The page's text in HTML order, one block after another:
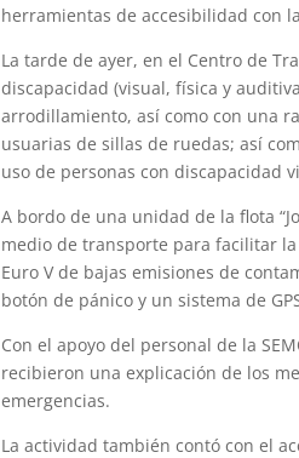
herramientas de accesibilidad con
La tarde de ayer, en el Centro de
discapacidad (visual, física y
arrodillamiento, así como con una
usuarias de sillas de ruedas; así
uso de personas con discapacidad
A bordo de una unidad de la flota
medio de transporte para facilitar
Euro V de bajas emisiones de
botón de pánico y un sistema de
Con el apoyo del personal de la
recibieron una explicación de los
emergencias.
La actividad también contó con el